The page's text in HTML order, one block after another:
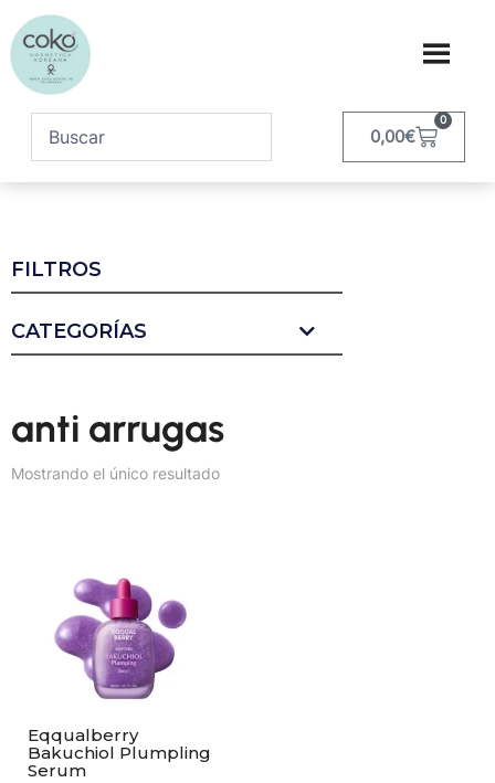
0,00€
0
FILTROS
CATEGORÍAS
anti arrugas
Mostrando el único resultado
Eqqualberry
Bakuchiol Plumpling
Serum